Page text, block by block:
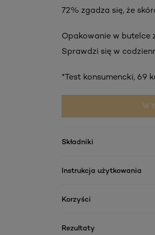
72% zgadza się, że
Opakowanie w butelce
Sprawdzi się w
*Test konsumencki, 69
Składniki
Instrukcja użytkowania
Korzyści
Rezultaty